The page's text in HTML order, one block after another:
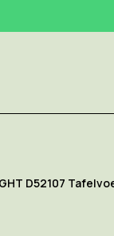
D52107